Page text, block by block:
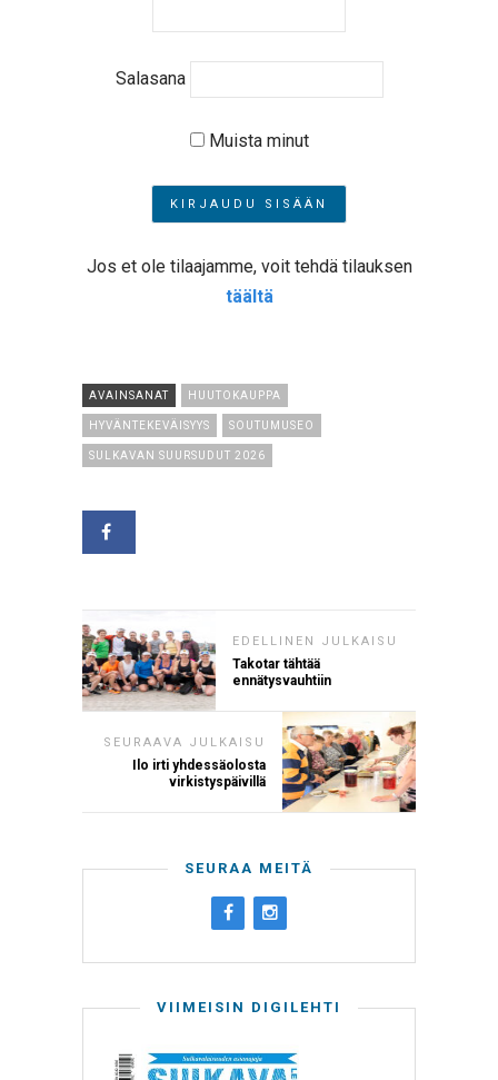
Salasana
Muista minut
Jos et ole tilaajamme, voit tehdä tilauksen
täältä
AVAINSANAT HUUTOKAUPPA
HYVÄNTEKEVÄISYYS SOUTUMUSEO
SULKAVAN SUURSUDUT 2026
EDELLINEN JULKAISU
Takotar tähtää
ennätysvauhtiin
SEURAAVA JULKAISU
Ilo irti yhdessäolosta
virkistyspäivillä
SEURAA MEITÄ
VIIMEISIN DIGILEHTI